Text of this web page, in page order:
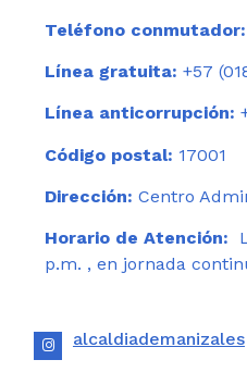
Teléfono conmutador:
Línea gratuita: +57
Línea anticorrupción:
Código postal: 17001
Dirección: Centro
Horario de Atención:
p.m. , en jornada
alcaldiademanizales